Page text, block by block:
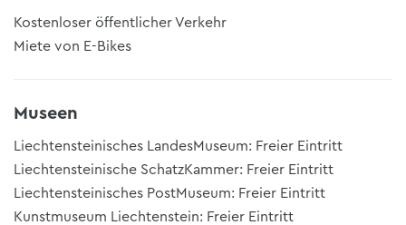
Kostenloser öffentlicher Verkehr
Miete von E-Bikes
Museen
Liechtensteinisches LandesMuseum: Freier Eintritt
Liechtensteinische SchatzKammer: Freier Eintritt
Liechtensteinisches PostMuseum: Freier Eintritt
Kunstmuseum Liechtenstein: Freier Eintritt